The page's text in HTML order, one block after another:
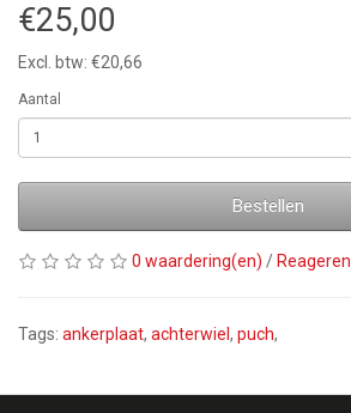
€25,00
Excl. btw: €20,66
Aantal
Bestellen
0 waardering(en) / Reageren
Tags: ankerplaat, achterwiel , puch,